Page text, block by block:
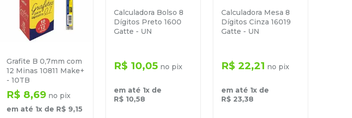
Grafite B 0,7mm com
12 Minas 10811 Make+
- 10TB
R$ 8,69 no pix
em até 1x de R$ 9,15
Calculadora Bolso 8
Dígitos Preto 1600
Gatte - UN
R$ 10,05 no pix
em até 1x de
R$ 10,58
Calculadora Mesa 8
Dígitos Cinza 16019
Gatte - UN
R$ 22,21 no pix
em até 1x de
R$ 23,38